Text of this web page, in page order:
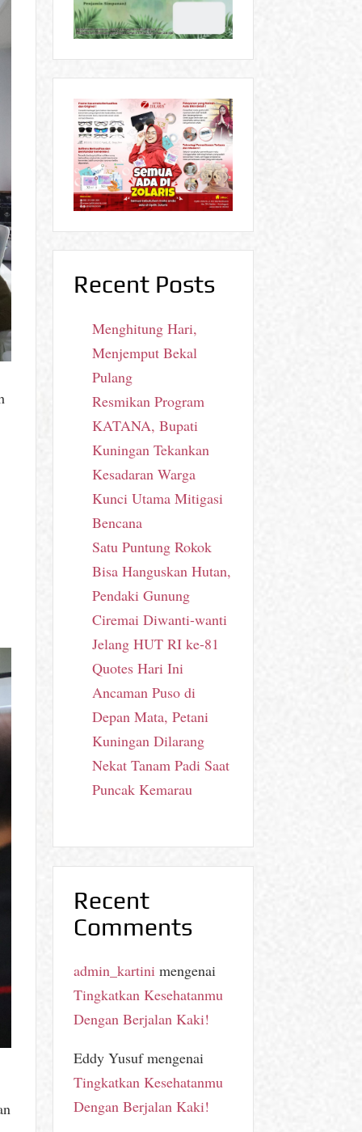
Recent Posts
Menghitung Hari,
Menjemput Bekal
Pulang
Resmikan Program
KATANA, Bupati
Kuningan Tekankan
Kesadaran Warga
Kunci Utama Mitigasi
Bencana
Satu Puntung Rokok
Bisa Hanguskan Hutan,
Pendaki Gunung
Ciremai Diwanti-wanti
Jelang HUT RI ke-81
Quotes Hari Ini
Ancaman Puso di
Depan Mata, Petani
Kuningan Dilarang
Nekat Tanam Padi Saat
Puncak Kemarau
Recent
Comments
admin_kartinimengenai
Tingkatkan Kesehatanmu
Dengan Berjalan Kaki!
Eddy Yusufmengenai
Tingkatkan Kesehatanmu
Dengan Berjalan Kaki!